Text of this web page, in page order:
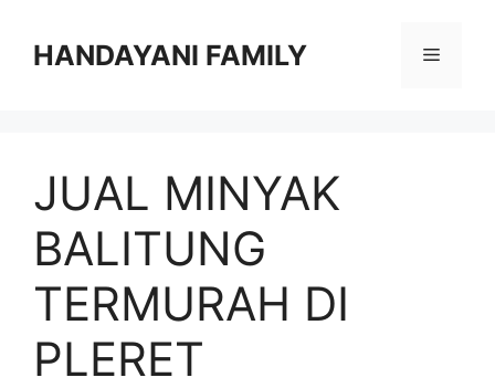
HANDAYANI FAMILY Menu
JUAL MINYAK
BALITUNG
TERMURAH DI
PLERET